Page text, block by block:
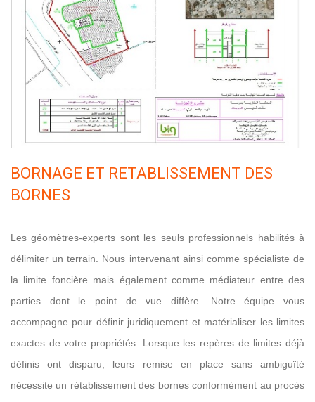
BORNAGE ET RETABLISSEMENT DES
BORNES
Les géomètres-experts sont les seuls professionnels habilités à
délimiter un terrain. Nous intervenant ainsi comme spécialiste de
la limite foncière mais également comme médiateur entre des
parties dont le point de vue diffère. Notre équipe vous
accompagne pour définir juridiquement et matérialiser les limites
exactes de votre propriétés. Lorsque les repères de limites déjà
définis ont disparu, leurs remise en place sans ambiguïté
nécessite un rétablissement des bornes conformément au procès